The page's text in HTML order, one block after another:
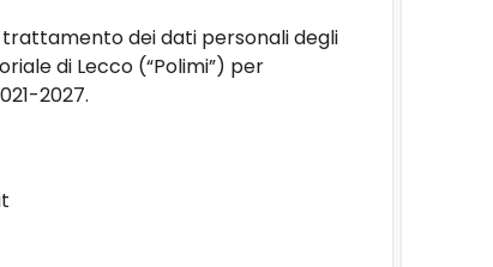
trattamento dei dati personali degli
di Lecco (“Polimi”) per
2027.